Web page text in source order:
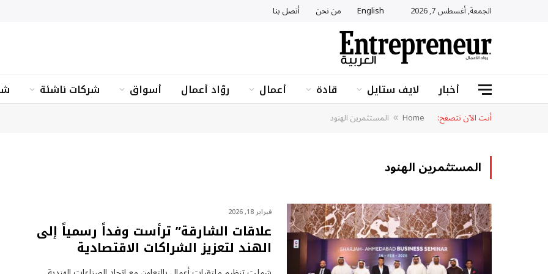
الجمعة, أغسطس 7, 2026 English من نحن أتصل بنا
أخبار لايف ستايل قادة أعمال روّاد أعمال أسواق شركات ناشئة
أنت الآن تتصفح: Home
» المستثمرين الهنود
المستثمرين الهنود
فبراير 18, 2026
علاقات الشارقة” ترأست وفداً رسمياً إلى
الهند لتعزيز الشراكات الاقتصادية